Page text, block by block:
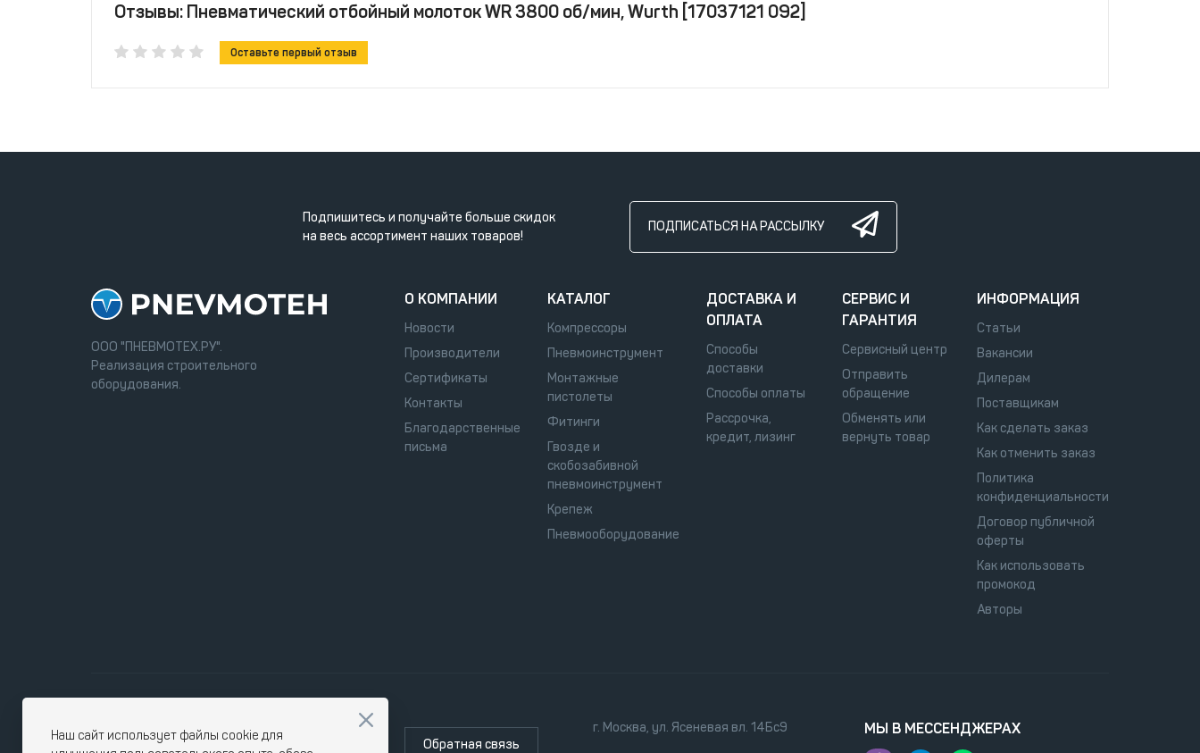
Отзывы: Пневматический отбойный молоток WR 3800 об/мин, Wurth [17037121 092]
Оставьте первый отзыв
Подпишитесь и получайте больше скидок
на весь ассортимент наших товаров!
ПОДПИСАТЬСЯ НА РАССЫЛКУ
ООО "ПНЕВМОТЕХ.РУ".
Реализация строительного
оборудования.
О КОМПАНИИ
Новости
Производители
Сертификаты
Контакты
Благодарственные
письма
КАТАЛОГ
Компрессоры
Пневмоинструмент
Монтажные
пистолеты
Фитинги
Гвозде и
скобозабивной
пневмоинструмент
Крепеж
Пневмооборудование
ДОСТАВКА И
ОПЛАТА
Способы
доставки
Способы оплаты
Рассрочка,
кредит, лизинг
СЕРВИС И
ГАРАНТИЯ
Сервисный центр
Отправить
обращение
Обменять или
вернуть товар
ИНФОРМАЦИЯ
Статьи
Вакансии
Дилерам
Поставщикам
Как сделать заказ
Как отменить заказ
Политика
конфиденциальности
Договор публичной
оферты
Как использовать
промокод
Авторы
Обратная связь
г. Москва, ул. Ясеневая вл. 14Бс9 МЫ В МЕССЕНДЖЕРАХ
Наш сайт использует файлы cookie для